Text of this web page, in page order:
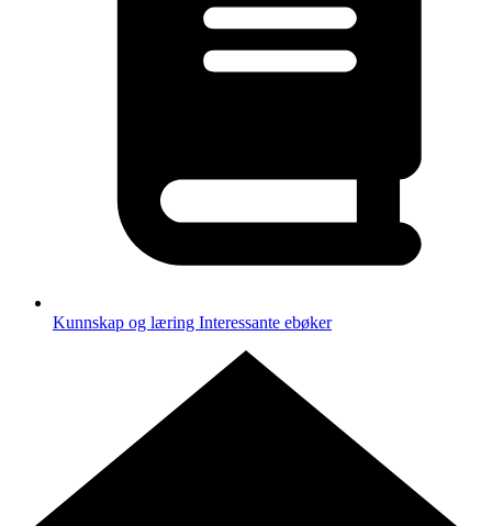
Kunnskap og læring Interessante ebøker